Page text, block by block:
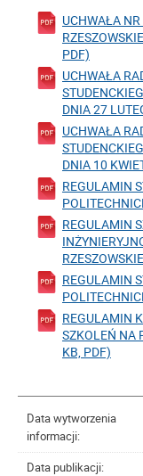
UCHWAŁA
PDF)
UCHWAŁA
DNIA 27
UCHWAŁA
DNIA 10
REGULAMIN
REGULAMIN
REGULAMIN
REGULAMIN
SZKOLEŃ NA
KB, PDF)
Data wytworzenia
informacji:
Data publikacji: